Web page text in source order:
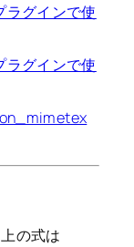
グインで使
グインで使
の式は